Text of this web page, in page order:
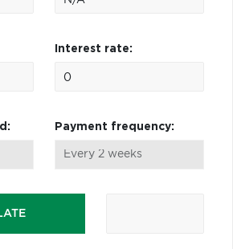
Interest rate:
Payment frequency: